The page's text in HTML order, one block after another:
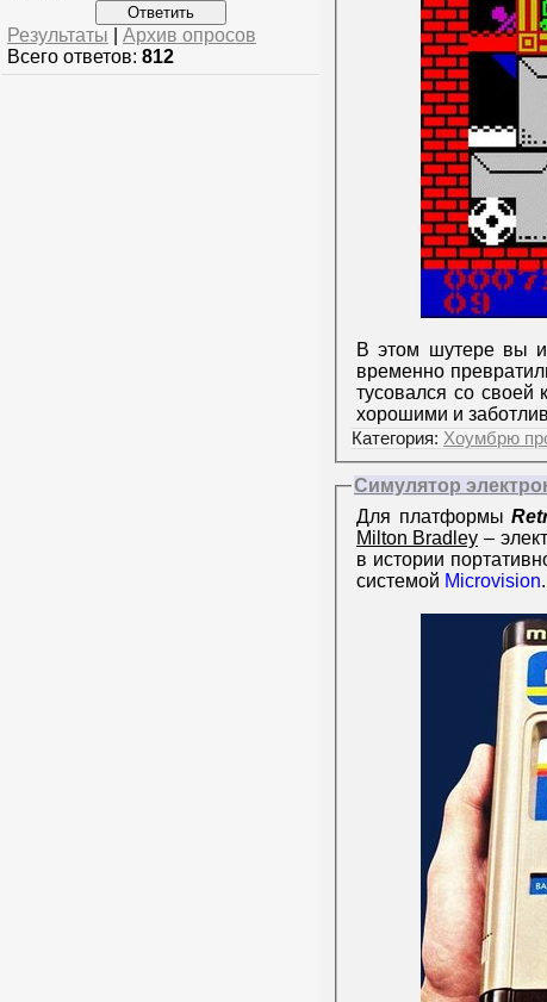
Результаты
Архив опросов
Всего ответов: 812
В этом шутере вы
временно
тусовался со своей
хорошими и
Категория: Хоумбрю
Симулятор
Для платформы
Milton Bradley –
в истории
системой Microvision.